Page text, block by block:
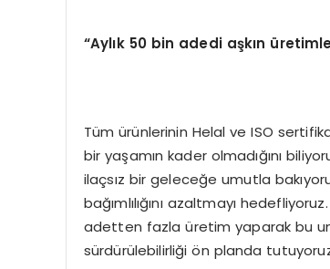
“Aylık 50 bin adedi aşkın
Tüm ürünlerinin Helal ve ISO
bir yaşamın kader olmadığını
ilaçsız bir geleceğe umutla
bağımlılığını azaltmayı
adetten fazla üretim yaparak bu
sürdürülebilirliği ön planda